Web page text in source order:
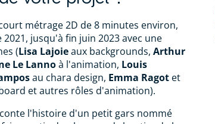
métrage 2D de 8 minutes environ,
jusqu'à fin juin 2023 avec une
(Lisa Lajoieaux backgrounds, Arthur
Le Lannoà l'animation, Louis
au chara design, Emma Ragot et
et autres rôles d'animation).
l'histoire d'un petit gars nommé